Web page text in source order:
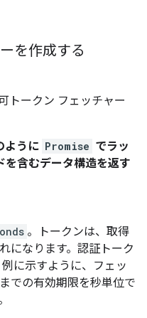
を作成する
トークン フェッチャー
ように Promise でラッ
を含むデータ構造を返す
。トークンは、取得
になります。認証トーク
に示すように、フェッ
での有効期限を秒単位で